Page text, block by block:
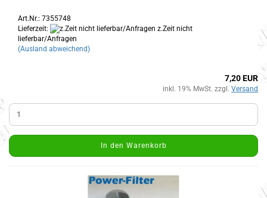
Art.Nr.: 7355748
Lieferzeit:
z.Zeit nicht
lieferbar/Anfragen
(Ausland abweichend)
7,20 EUR
inkl. 19% MwSt. zzgl. Versand
In den Warenkorb